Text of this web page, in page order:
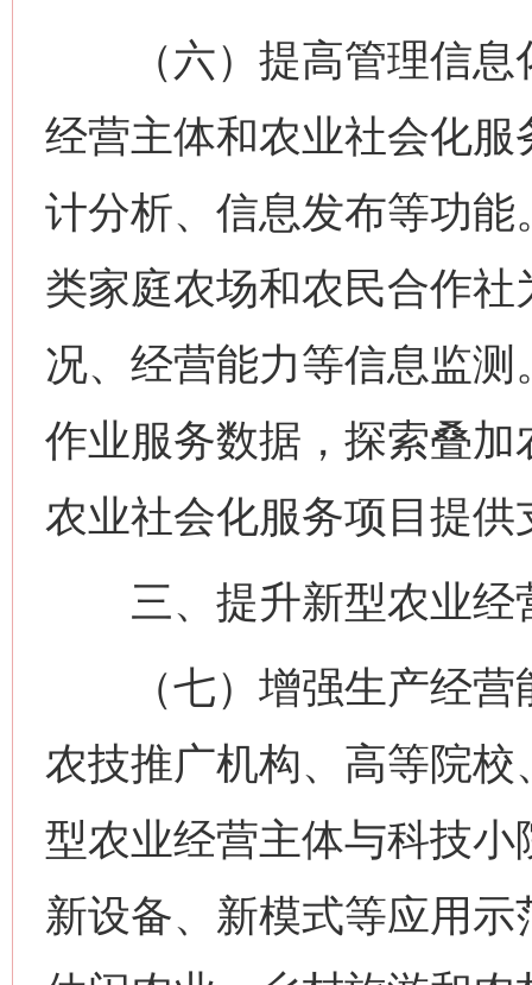
（六）提高管理信息
经营主体和农业社会化
计分析、信息发布等功
类家庭农场和农民合作
况、经营能力等信息监
作业服务数据，探索叠
农业社会化服务项目提供
三、提升新型农业经
（七）增强生产经营
农技推广机构、高等院
型农业经营主体与科技
新设备、新模式等应用